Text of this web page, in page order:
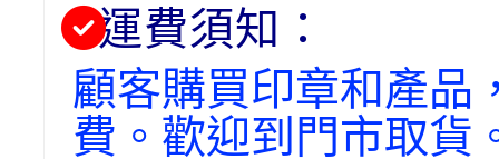
運費須知：
顧客購買印章和產品
費。歡迎到門市取貨